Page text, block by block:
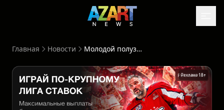
Главная Новости Молодой полузащитник ЦСКА Пополитов отправился в аренду в «Пари НН»
Реклама 18+